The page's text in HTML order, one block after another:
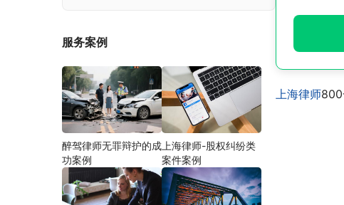
上海律师800
服务案例
醉驾律师无罪辩护的成
功案例
上海律师-股权纠纷类
案件案例